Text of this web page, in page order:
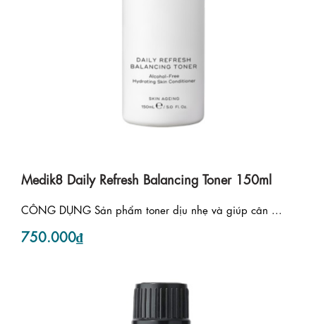
Medik8 Daily Refresh Balancing Toner 150ml
CÔNG DỤNG Sản phẩm toner dịu nhẹ và giúp cân ...
750.000₫